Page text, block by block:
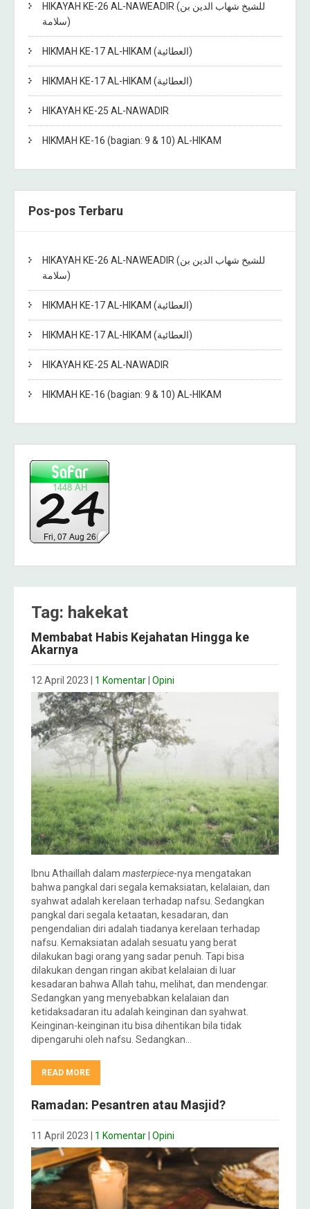
HIKAYAH KE-26 AL-NAWEADIR (للشيخ شهاب الدين بن
سلامة)
HIKMAH KE-17 AL-HIKAM (العطائية)
HIKMAH KE-17 AL-HIKAM (العطائية)
HIKAYAH KE-25 AL-NAWADIR
HIKMAH KE-16 (bagian: 9 & 10) AL-HIKAM
Pos-pos Terbaru
HIKAYAH KE-26 AL-NAWEADIR (للشيخ شهاب الدين بن
سلامة)
HIKMAH KE-17 AL-HIKAM (العطائية)
HIKMAH KE-17 AL-HIKAM (العطائية)
HIKAYAH KE-25 AL-NAWADIR
HIKMAH KE-16 (bagian: 9 & 10) AL-HIKAM
Tag: hakekat
Membabat Habis Kejahatan Hingga ke
Akarnya
12 April 2023 1 Komentar Opini
Ibnu Athaillah dalam masterpiece-nya mengatakan
bahwa pangkal dari segala kemaksiatan, kelalaian, dan
syahwat adalah kerelaan terhadap nafsu. Sedangkan
pangkal dari segala ketaatan, kesadaran, dan
pengendalian diri adalah tiadanya kerelaan terhadap
nafsu. Kemaksiatan adalah sesuatu yang berat
dilakukan bagi orang yang sadar penuh. Tapi bisa
dilakukan dengan ringan akibat kelalaian di luar
kesadaran bahwa Allah tahu, melihat, dan mendengar.
Sedangkan yang menyebabkan kelalaian dan
ketidaksadaran itu adalah keinginan dan syahwat.
Keinginan-keinginan itu bisa dihentikan bila tidak
dipengaruhi oleh nafsu. Sedangkan…
READ MORE
Ramadan: Pesantren atau Masjid?
11 April 2023 1 Komentar Opini